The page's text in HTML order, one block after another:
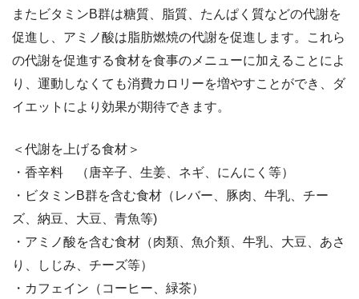
またビタミンB群は糖質、脂質、たんぱく質などの代謝を
促進し、アミノ酸は脂肪燃焼の代謝を促進します。これら
の代謝を促進する食材を食事のメニューに加えることによ
り、運動しなくても消費カロリーを増やすことができ、ダ
イエットにより効果が期待できます。
＜代謝を上げる食材＞
・香辛料 （唐辛子、生姜、ネギ、にんにく等）
・ビタミンB群を含む食材（レバー、豚肉、牛乳、チー
ズ、納豆、大豆、青魚等)
・アミノ酸を含む食材（肉類、魚介類、牛乳、大豆、あさ
り、しじみ、チーズ等）
・カフェイン（コーヒー、緑茶）